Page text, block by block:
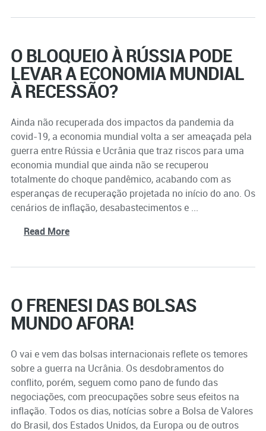
O BLOQUEIO À RÚSSIA PODE
LEVAR A ECONOMIA MUNDIAL
À RECESSÃO?
Ainda não recuperada dos impactos da pandemia da
covid-19, a economia mundial volta a ser ameaçada pela
guerra entre Rússia e Ucrânia que traz riscos para uma
economia mundial que ainda não se recuperou
totalmente do choque pandêmico, acabando com as
esperanças de recuperação projetada no início do ano. Os
cenários de inflação, desabastecimentos e ...
Read More
O FRENESI DAS BOLSAS
MUNDO AFORA!
O vai e vem das bolsas internacionais reflete os temores
sobre a guerra na Ucrânia. Os desdobramentos do
conflito, porém, seguem como pano de fundo das
negociações, com preocupações sobre seus efeitos na
inflação. Todos os dias, notícias sobre a Bolsa de Valores
do Brasil, dos Estados Unidos, da Europa ou de outros